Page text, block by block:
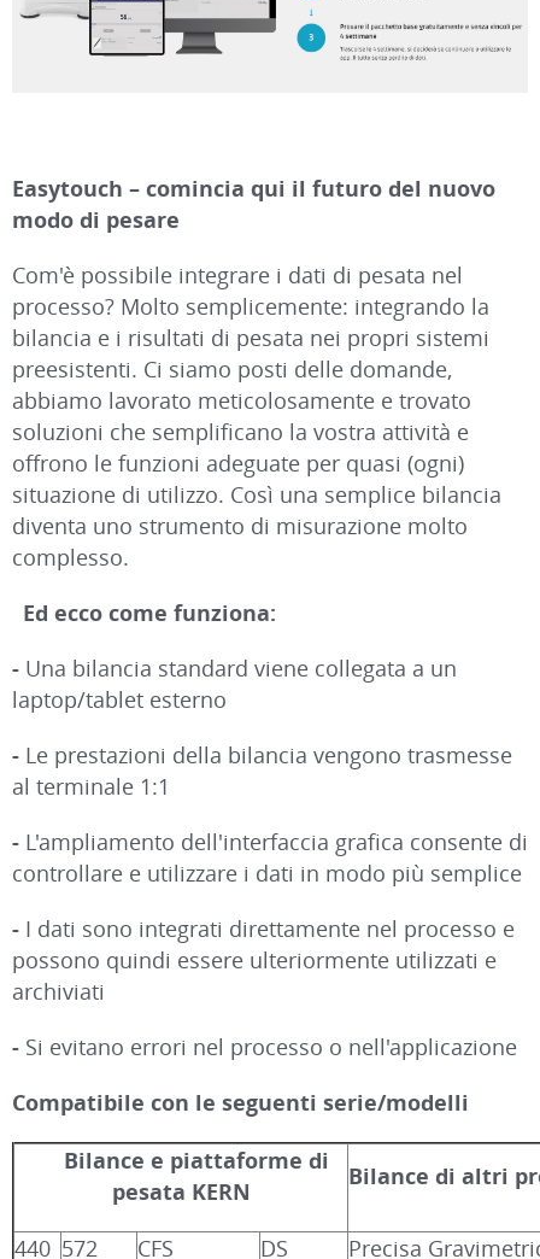
Easytouch – comincia qui il futuro del nuovo
modo di pesare
Com'è possibile integrare i dati di pesata nel
processo? Molto semplicemente: integrando la
bilancia e i risultati di pesata nei propri sistemi
preesistenti. Ci siamo posti delle domande,
abbiamo lavorato meticolosamente e trovato
soluzioni che semplificano la vostra attività e
offrono le funzioni adeguate per quasi (ogni)
situazione di utilizzo. Così una semplice bilancia
diventa uno strumento di misurazione molto
complesso.
Ed ecco come funziona:
- Una bilancia standard viene collegata a un
laptop/tablet esterno
- Le prestazioni della bilancia vengono trasmesse
al terminale 1:1
- L'ampliamento dell'interfaccia grafica consente di
controllare e utilizzare i dati in modo più semplice
- I dati sono integrati direttamente nel processo e
possono quindi essere ulteriormente utilizzati e
archiviati
- Si evitano errori nel processo o nell'applicazione
Compatibile con le seguenti serie/modelli
Bilance e piattaforme di
pesata KERN
Bilance di altri
440 572 CFS DS Precisa